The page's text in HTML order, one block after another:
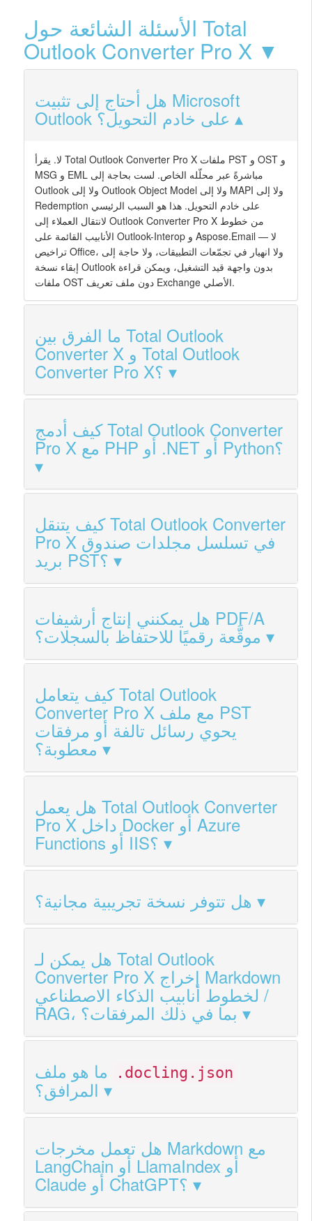
الأسئلة الشائعة حول Total
Outlook Converter Pro X ▼
هل أحتاج إلى تثبيت Microsoft
Outlook على خادم التحويل؟
لا. يقرأ Total Outlook Converter Pro X ملفات PST و OST و
MSG و EML مباشرةً عبر محلّله الخاص. لست بحاجة إلى
Outlook ولا إلى Outlook Object Model ولا إلى MAPI ولا إلى
Redemption على خادم التحويل. هذا هو السبب الرئيسي
لانتقال العملاء إلى Outlook Converter Pro X من خطوط
الأنابيب القائمة على Outlook-Interop و Aspose.Email — لا
تراخيص Office، ولا انهيار في تجمّعات التطبيقات، ولا حاجة إلى
إبقاء نسخة Outlook بدون واجهة قيد التشغيل، ويمكن قراءة
ملفات OST دون ملف تعريف Exchange الأصلي.
ما الفرق بين Total Outlook
Converter X و Total Outlook
Converter Pro X؟
كيف أدمج Total Outlook Converter
Pro X مع PHP أو .NET أو Python؟
كيف يتنقل Total Outlook Converter
Pro X في تسلسل مجلدات صندوق
بريد PST؟
هل يمكنني إنتاج أرشيفات PDF/A
موقَّعة رقميًا للاحتفاظ بالسجلات؟
كيف يتعامل Total Outlook
Converter Pro X مع ملف PST
يحوي رسائل تالفة أو مرفقات
معطوبة؟
هل يعمل Total Outlook Converter
Pro X داخل Docker أو Azure
Functions أو IIS؟
هل تتوفر نسخة تجريبية مجانية؟
هل يمكن لـ Total Outlook
Converter Pro X إخراج Markdown
لخطوط أنابيب الذكاء الاصطناعي /
RAG، بما في ذلك المرفقات؟
.docling.json
المرافق؟
هل تعمل مخرجات Markdown مع
LangChain أو LlamaIndex أو
Claude أو ChatGPT؟